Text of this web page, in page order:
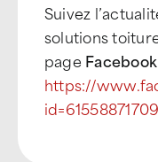
Suivez
solutions
page Facebook
https://